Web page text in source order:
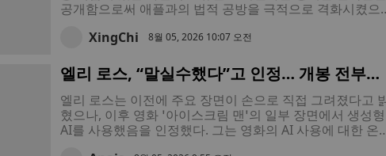
공개함으로써 애플과의 법적 공방을 극적으로 격화시켰으
인” 소장을 제출했다고 주장했다.
XingChi 8월 05, 2026 10:07 오전
엘리 로스, “말실수했다”고 인정… 개봉 전부터
아이스크림 판매원 AI 논란으로 공포 영화의 주
목도가 가려져
엘리 로스는 이전에 주요 장면이 손으로 직접 그려졌다고
혔으나, 이후 영화 ‘아이스크림 맨’의 일부 장면에서 생성형
AI를 사용했음을 인정했다. 그는 영화의 AI 사용에 대한 온